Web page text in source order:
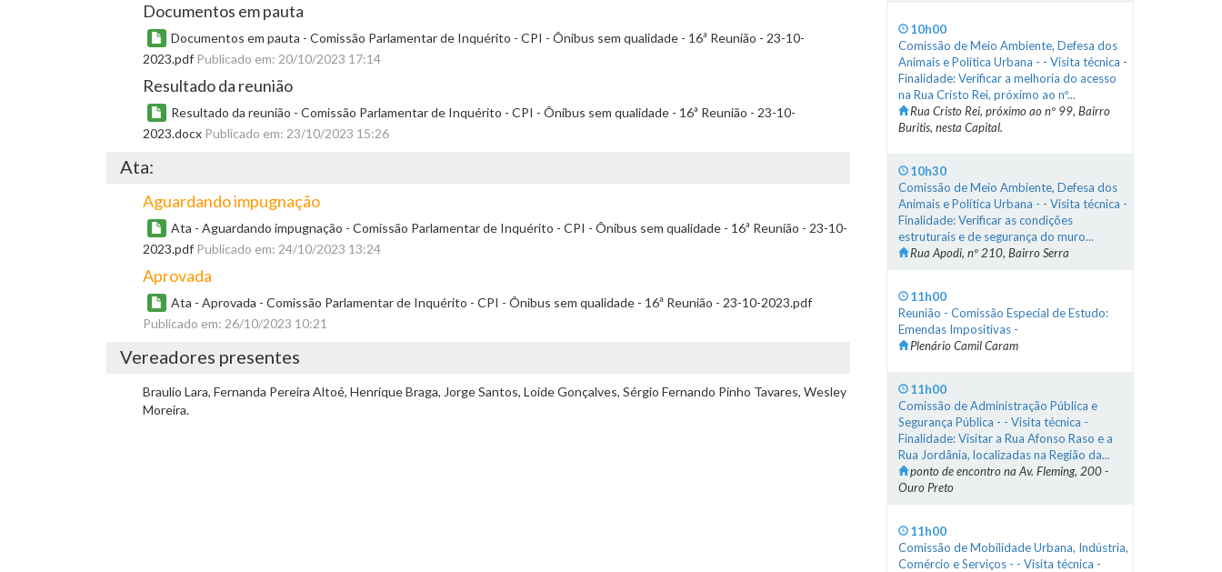
Documentos em pauta
Documentos em pauta - Comissão Parlamentar de Inquérito - CPI - Ônibus sem qualidade - 16ª Reunião - 23-10-
2023.pdf Publicado em: 20/10/2023 17:14
Resultado da reunião
Resultado da reunião - Comissão Parlamentar de Inquérito - CPI - Ônibus sem qualidade - 16ª Reunião - 23-10-
2023.docx Publicado em: 23/10/2023 15:26
Ata:
Aguardando impugnação
Ata - Aguardando impugnação - Comissão Parlamentar de Inquérito - CPI - Ônibus sem qualidade - 16ª Reunião - 23-10-
2023.pdf Publicado em: 24/10/2023 13:24
Aprovada
Ata - Aprovada - Comissão Parlamentar de Inquérito - CPI - Ônibus sem qualidade - 16ª Reunião - 23-10-2023.pdf
Publicado em: 26/10/2023 10:21
Vereadores presentes
Braulio Lara, Fernanda Pereira Altoé, Henrique Braga, Jorge Santos, Loíde Gonçalves, Sérgio Fernando Pinho Tavares, Wesley
Moreira.
10h00
Comissão de Meio Ambiente, Defesa dos
Animais e Política Urbana - - Visita técnica -
Finalidade: Verificar a melhoria do acesso
na Rua Cristo Rei, próximo ao nº...
Rua Cristo Rei, próximo ao nº 99, Bairro
Buritis, nesta Capital.
10h30
Comissão de Meio Ambiente, Defesa dos
Animais e Política Urbana - - Visita técnica -
Finalidade: Verificar as condições
estruturais e de segurança do muro...
Rua Apodi, nº 210, Bairro Serra
11h00
Reunião - Comissão Especial de Estudo:
Emendas Impositivas -
Plenário Camil Caram
11h00
Comissão de Administração Pública e
Segurança Pública - - Visita técnica -
Finalidade: Visitar a Rua Afonso Raso e a
Rua Jordânia, localizadas na Região da...
ponto de encontro na Av. Fleming, 200 -
Ouro Preto
11h00
Comissão de Mobilidade Urbana, Indústria,
Comércio e Serviços - - Visita técnica -